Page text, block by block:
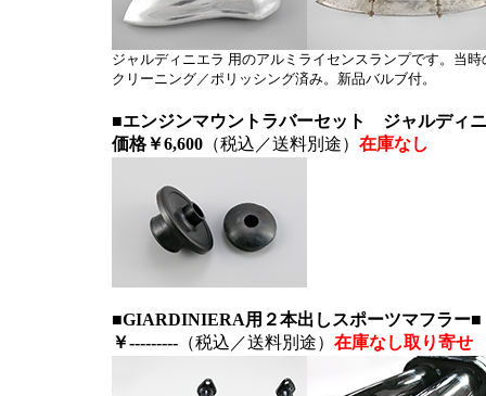
ジャルディニエラ 用のアルミライセンスランプです。当
クリーニング／ポリッシング済み。新品バルブ付。
■エンジンマウントラバーセット ジャルディ
価格￥6,600（税込／送料別途） 在庫なし
■GIARDINIERA用２本出しスポーツマフラー■
￥---------（税込／送料別途） 在庫なし取り寄せ